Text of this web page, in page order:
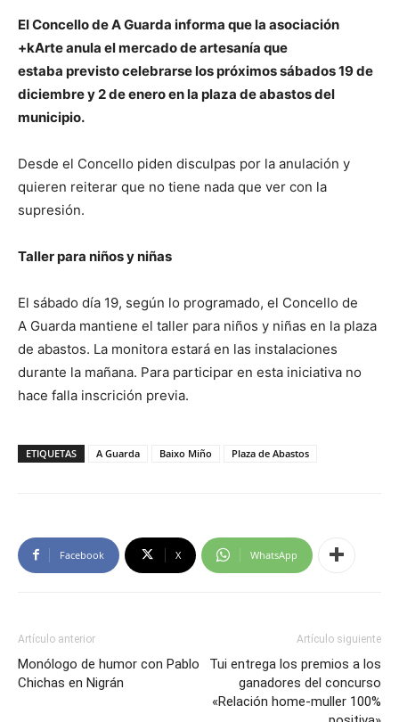
El Concello de A Guarda informa que la asociación
+kArte anula el mercado de artesanía que
estaba previsto celebrarse los próximos sábados 19 de
diciembre y 2 de enero en la plaza de abastos del
municipio.
Desde el Concello piden disculpas por la anulación y
quieren reiterar que no tiene nada que ver con la
supresión.
Taller para niños y niñas
El sábado día 19, según lo programado, el Concello de
A Guarda mantiene el taller para niños y niñas en la plaza
de abastos. La monitora estará en las instalaciones
durante la mañana. Para participar en esta iniciativa no
hace falla inscrición previa.
ETIQUETAS A Guarda Baixo Miño Plaza de Abastos
Facebook X WhatsApp
Artículo anterior
Monólogo de humor con Pablo
Chichas en Nigrán
Artículo siguiente
Tui entrega los premios a los
ganadores del concurso
«Relación home-muller 100%